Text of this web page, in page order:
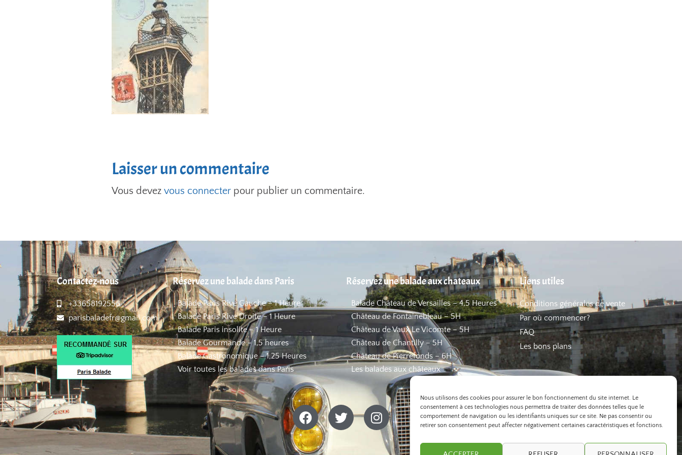
Nous utilisons des cookies pour assurer le bon fonctionnement du site internet. Le
consentement à ces technologies nous permettra de traiter des données telles que le
comportement de navigation ou les identifiants uniques sur ce site. Ne pas consentir ou
retirer son consentement peut affecter négativement certaines caractéristiques et fonctions.
Laisser un commentaire
Vous devezvous connecter pour publier un commentaire.
Contactez-nous
+33658192558
parisbaladefr@gmail.com
Réservez une balade dans Paris
Balade Paris Rive Gauche – 1 Heure
Balade Paris Rive Droite – 1 Heure
Balade Paris insolite – 1 Heure
Balade Gourmande – 1,5 heures
Balade Gastronomique – 1,25 Heures
Voir toutes les balades dans Paris
Réservez une balade aux chateaux
Balade Château de Versailles – 4,5 Heures
Château de Fontainebleau – 5H
Château de Vaux Le Vicomte – 5H
Château de Chantilly – 5H
Château de Pierrefonds – 6H
Les balades aux châteaux
Liens utiles
Conditions générales de vente
Par où commencer?
FAQ
Les bons plans